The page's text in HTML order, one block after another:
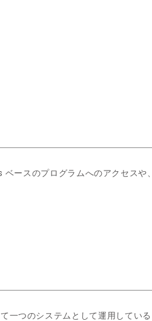
ースのプログラムへのアクセスや、
一つのシステムとして運用している